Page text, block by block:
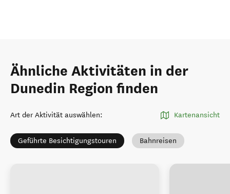
Ähnliche Aktivitäten in der
Dunedin Region finden
Art der Aktivität auswählen: Kartenansicht
Geführte Besichtigungstouren Bahnreisen